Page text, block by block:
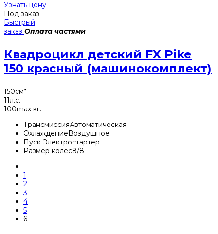
Узнать цену
Под заказ
Быстрый
заказ Оплата частями
Квадроцикл детский FX Pike
150 красный (машинокомплект)
150см³
11л.с.
100max кг.
ТрансмиссияАвтоматическая
ОхлаждениеВоздушное
Пуск Электростартер
Размер колес8/8
1
2
3
4
5
6